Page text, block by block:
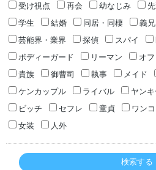
受け視点
再会 幼なじみ
学生
結婚 同居・同棲 義
芸能界・業界
探偵 スパイ
ボディーガード
リーマン オ
貴族
御曹司 執事 メイド
ケンカップル
ライバル ヤンキ
ビッチ
セフレ 童貞 ワンコ
女装
人外
検索する